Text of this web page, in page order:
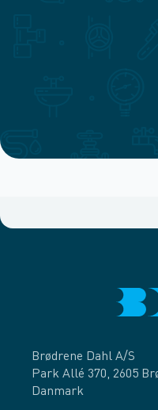
Brødrene Dahl A/S
Park Allé 370, 2605
Danmark